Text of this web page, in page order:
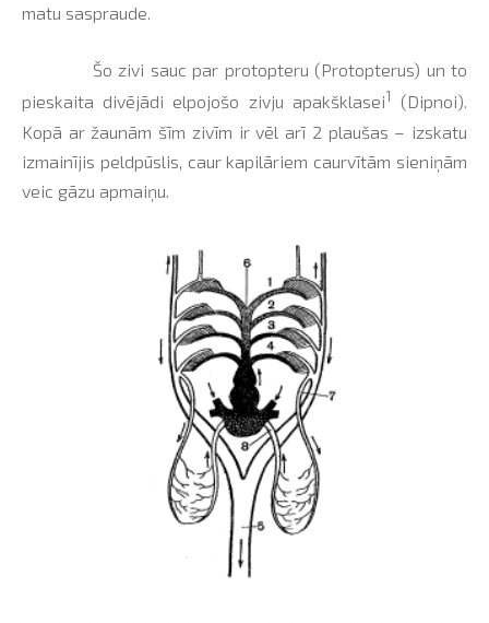
matu saspraude.
Šo zivi sauc par protopteru (Protopterus) un to
pieskaita divējādi elpojošo zivju apakšklasei1
(Dipnoi).
Kopā ar žaunām šīm zivīm ir vēl arī 2 plaušas – izskatu
izmainījis peldpūslis, caur kapilāriem caurvītām sieniņām
veic gāzu apmaiņu.